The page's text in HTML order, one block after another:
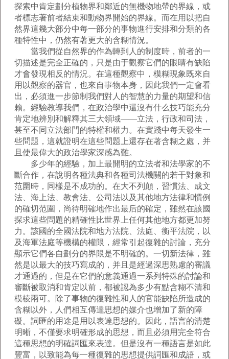
探索中肯定劃分植物界和鄰近的無機物地帶的界線，或
者標志著前者結束和動物界開始的界線。而在用以把自
然界這幾大部分中每一部分的事物進行安排和分類的各
種特性中，仍然有著更大的含糊情況。
當我們從自然界的作為轉到人的制度時，前者的一
切描述是完全正確的，只是由于觀察它們的眼睛有缺陷
才會發現相反的情況。在這種觀察中，模糊現象既來自
用以觀察的器官，也來自事物本身，因此我們一定會看
出，必須進一步節制我們對人的智慧的力量的期望和信
賴。經驗教導我們，在政治學中還沒有什么技巧能充分
肯定地辨別和解釋其三大領域——立法，行政和司法，
甚至不同立法部門的特權和權力。在實踐中每天發生一
些問題，這就證明在這些問題上還存在著含糊之處，并
且使最偉大的政治學家深感為難。
多少年的經驗，加上最開明的立法者和法學家的不
斷合作，在說明各種法典和各種司法機關的若干對象和
范圍時，同樣是不成功的。在大不列顛，習慣法、成文
法、海上法、教會法、公司法以及其他地方法律和慣例
的確切范圍，尚待明確地作出最后的確定，雖然在該國
探求這些問題的精確性比世界上任何其他地方都更加努
力。該國的全國法院和地方法院、法庭、衡平法院，以
及海軍法庭等機構的權限，經常引起復雜的討論，充分
顯示它們各自劃分的界限是不明確的。一切新法律，雖
然是以最大的技巧寫成的，并且是經過深思熟慮的審議
才通過的，但是在它們的意義通過一系列特殊的討論和
審斷被取消和肯定以前，都被認為多少有點含糊不清和
模棱兩可。除了事物的復雜性和人的官能缺陷所造成的
含糊以外，人們相互傳達思想的媒介也增加了新的障
礙。詞匯的用途是用以表達思想的。因此，語言的清楚
明晰，不僅要求明確形成的思想，而且必須用完全符合
這種思想的明確詞匯來表達。但是沒有一種語言是如此
豐富，以致能為每一種復雜的思想提供詞匯和成語，或